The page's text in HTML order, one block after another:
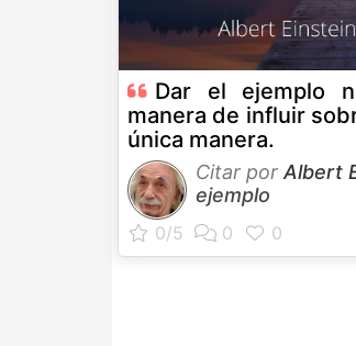
Dar el ejemplo
manera de influir
única manera.
Citar por Albert
ejemplo